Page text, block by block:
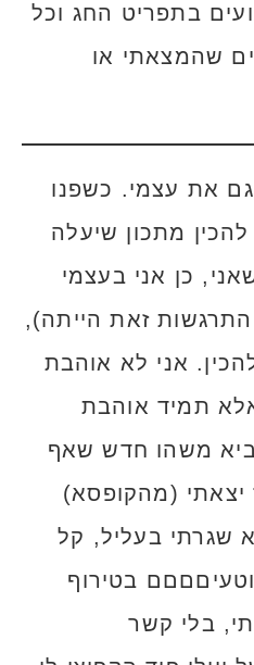
בתפריט החג וכל
שהמצאתי או
את עצמי. כשפנו
להכין מתכון שיעלה
כן אני בעצמי
התרגשות זאת הייתה),
אני לא אוהבת
תמיד אוהבת
משהו חדש שאף
יצאתי (מהקופסא)
שגרתי בעליל, קל
בטירוף
בלי קשר